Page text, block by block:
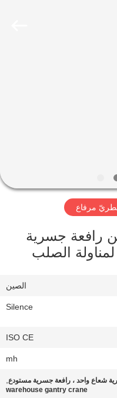
مرفاع
الواحدة 5 طن رافعة جسرية
الصلب
الصين
Silence
ISO CE
mh
شعاع واحد ، رافعة جسرية مستودع,
warehouse gantry crane